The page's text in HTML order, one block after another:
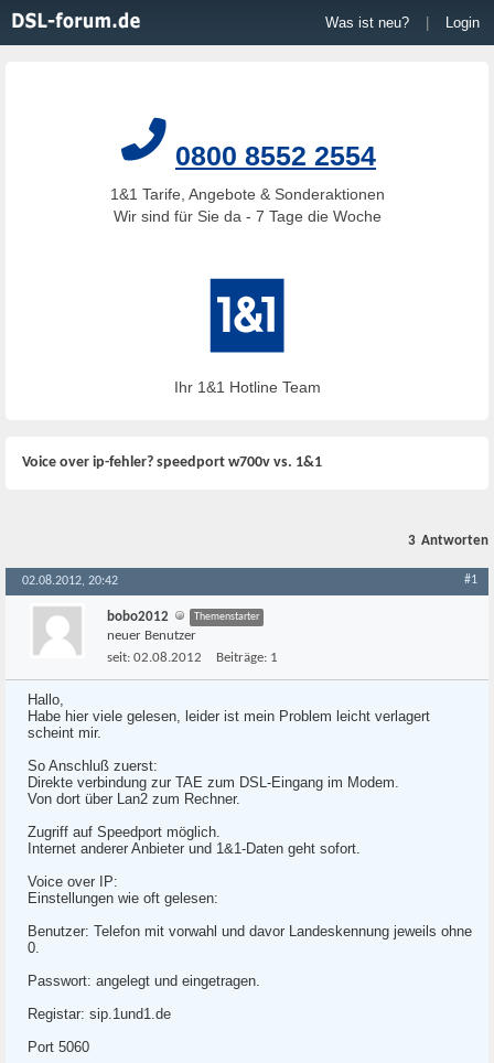
Was ist neu? Login
0800 8552 2554
1&1 Tarife, Angebote & Sonderaktionen
Wir sind für Sie da - 7 Tage die Woche
Ihr 1&1 Hotline Team
Voice over ip-fehler? speedport w700v vs. 1&1
3 Antworten
02.08.2012, 20:42 #1
bobo2012 Themenstarter
neuer Benutzer
seit: 02.08.2012 Beiträge: 1
Hallo,
Habe hier viele gelesen, leider ist mein Problem leicht verlagert
scheint mir.
So Anschluß zuerst:
Direkte verbindung zur TAE zum DSL-Eingang im Modem.
Von dort über Lan2 zum Rechner.
Zugriff auf Speedport möglich.
Internet anderer Anbieter und 1&1-Daten geht sofort.
Voice over IP:
Einstellungen wie oft gelesen:
Benutzer: Telefon mit vorwahl und davor Landeskennung jeweils ohne
0.
Passwort: angelegt und eingetragen.
Registar: sip.1und1.de
Port 5060